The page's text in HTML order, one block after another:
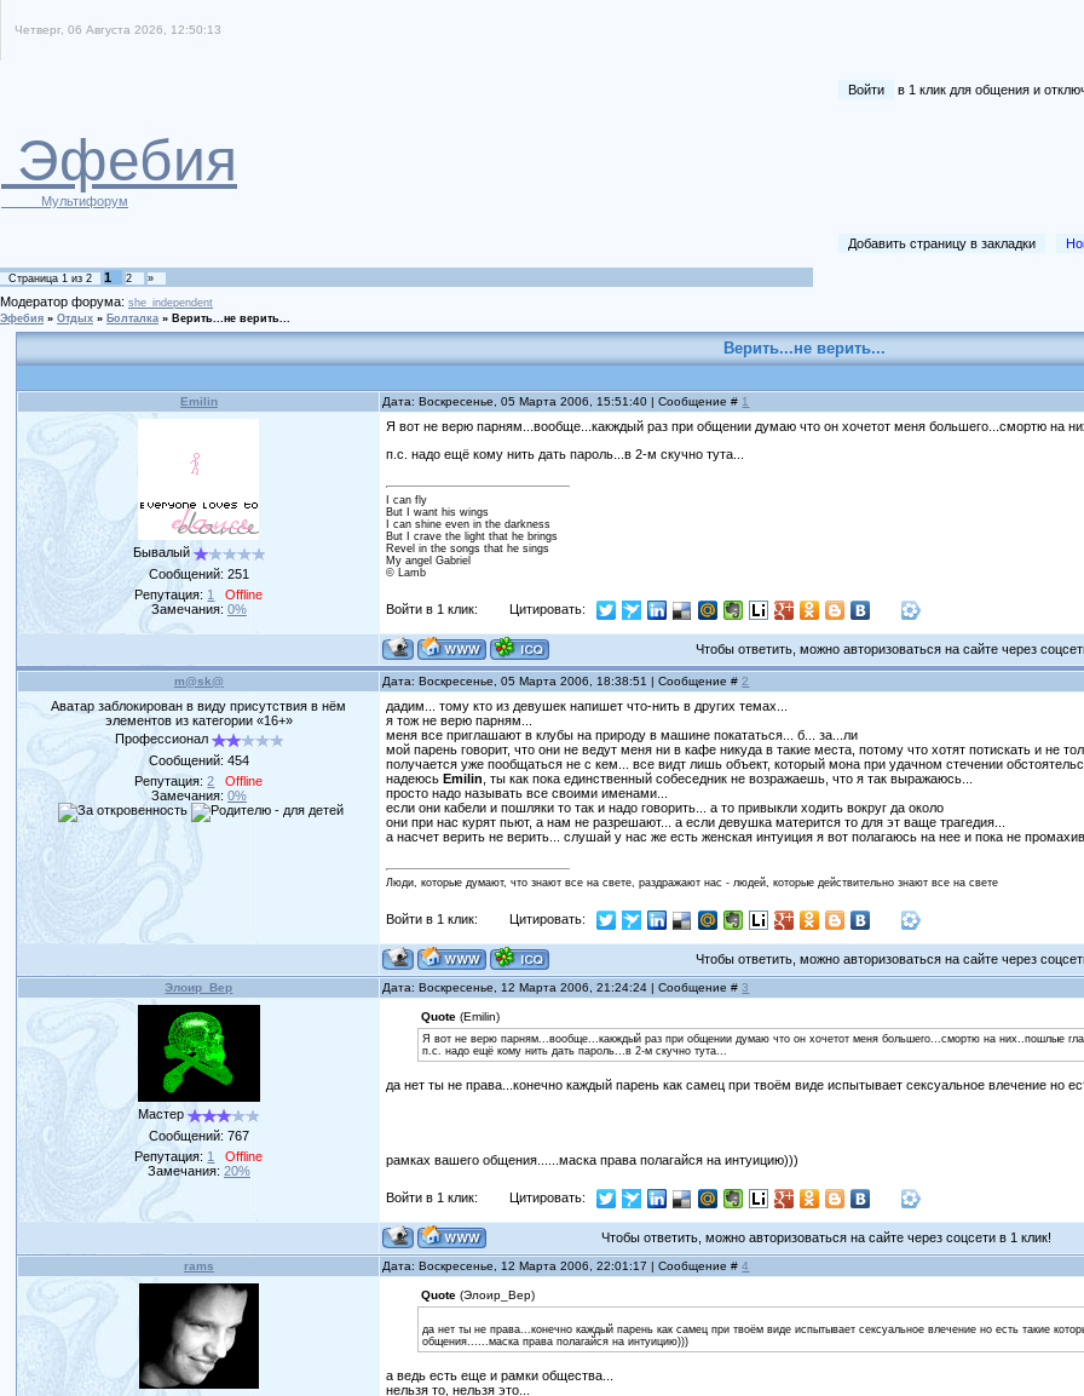
Четверг, 06 Августа 2026, 12:50:13
Войти в 1 клик для общения и
Эфебия
Мультифорум
Добавить страницу в закладки
Страница 1 из 2 1 2 »
Модератор форума: she_independent
Эфебия » Отдых » Болталка » Верить...не верить...
Верить...не верить...
Emilin Дата: Воскресенье, 05 Марта 2006, 15:51:40 | Сообщение # 1
Бывалый
Сообщений: 251
Репутация: 1
Offline
Замечания: 0%
Я вот не верю парням...вообще...какждый раз при общении думаю что он хочетот меня большего...смортю на
п.с. надо ещё кому нить дать пароль...в 2-м скучно тута...
I can fly
But I want his wings
I can shine even in the darkness
But I crave the light that he brings
Revel in the songs that he sings
My angel Gabriel
© Lamb
Войти в 1 клик: Цитировать:
Чтобы ответить, можно авторизоваться на сайте через
m@sk@ Дата: Воскресенье, 05 Марта 2006, 18:38:51 | Сообщение # 2
Аватар заблокирован в виду присутствия в нём
элементов из категории «16+»
Профессионал
Сообщений: 454
Репутация:2
Offline
Замечания: 0%
дадим... тому кто из девушек напишет что-нить в других темах...
я тож не верю парням...
меня все приглашают в клубы на природу в машине покататься... б... за...ли
мой парень говорит, что они не ведут меня ни в кафе никуда в такие места, потому что хотят потискать и не
получается уже пообщаться не с кем... все видт лишь объект, который мона при удачном стечении
надеюсьEmilin , ты как пока единственный собеседник не возражаешь, что я так выражаюсь...
просто надо называть все своими именами...
если они кабели и пошляки то так и надо говорить... а то привыкли ходить вокруг да около
они при нас курят пьют, а нам не разрешают... а если девушка матерится то для эт ваще трагедия...
а насчет верить не верить... слушай у нас же есть женская интуиция я вот полагаюсь на нее и пока не
Люди, которые думают, что знают все на свете, раздражают нас - людей, которые действительно знают все на свете
Войти в 1 клик: Цитировать:
Чтобы ответить, можно авторизоваться на сайте через
Элоир_Вер Дата: Воскресенье, 12 Марта 2006, 21:24:24 | Сообщение #3
Мастер
Сообщений: 767
Репутация: 1
Offline
Замечания: 20%
Quote (Emilin)
Я вот не верю парням...вообще...какждый раз при общении думаю что он хочетот меня большего...смортю на них..пошлые
п.с. надо ещё кому нить дать пароль...в 2-м скучно тута...
да нет ты не права...конечно каждый парень как самец при твоём виде испытывает сексуальное влечение но
рамках вашего общения......маска права полагайся на интуицию)))
Войти в 1 клик: Цитировать:
Чтобы ответить, можно авторизоваться на сайте через соцсети в 1 клик!
rams Дата: Воскресенье, 12 Марта 2006, 22:01:17 | Сообщение #4
Quote (Элоир_Вер)
да нет ты не права...конечно каждый парень как самец при твоём виде испытывает сексуальное влечение но есть такие
общения......маска права полагайся на интуицию)))
а ведь есть еще и рамки общества...
нельзя то, нельзя это...